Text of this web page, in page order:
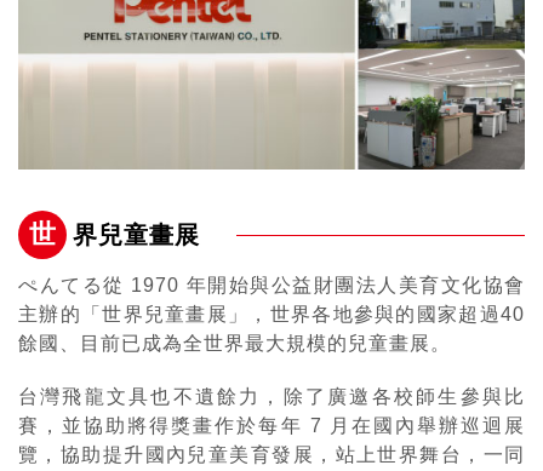
世 界兒童畫展
ぺんてる從 1970 年開始與公益財團法人美育文化協會
主辦的「世界兒童畫展」，世界各地參與的國家超過40
餘國、目前已成為全世界最大規模的兒童畫展。
台灣飛龍文具也不遺餘力，除了廣邀各校師生參與比
賽，並協助將得獎畫作於每年 7 月在國內舉辦巡迴展
覽，協助提升國內兒童美育發展，站上世界舞台，一同